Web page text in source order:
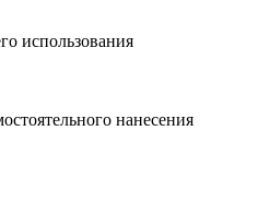
использования
нанесения